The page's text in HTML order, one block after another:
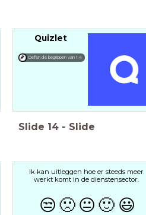
Quizlet
Oefen de begrippen van 1.4
Slide 14 - Slide
Ik kan uitleggen hoe er steeds meer
werkt komt in de dienstensector.
😒 🙁 😐 🙂 😃